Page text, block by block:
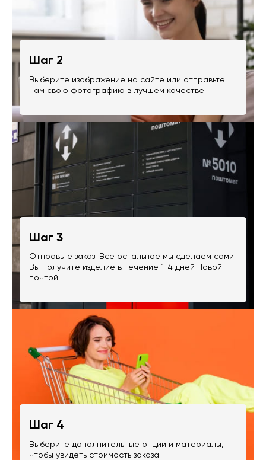
Шаг 2
Выберите изображение на сайте или отправьте
нам свою фотографию в лучшем качестве
Шаг 3
Отправьте заказ. Все остальное мы сделаем сами.
Вы получите изделие в течение 1-4 дней Новой
почтой
Шаг 4
Выберите дополнительные опции и материалы,
чтобы увидеть стоимость заказа